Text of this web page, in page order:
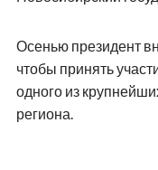
Осенью президент
чтобы принять
одного из
региона.